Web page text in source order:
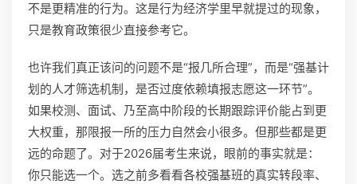
不是更精准的行为。这是行为经济学里早就提过的现象，
只是教育政策很少直接参考它。
也许我们真正该问的问题不是“报几所合理”，而是“强基计
划的人才筛选机制，是否过度依赖填报志愿这一环节”。
如果校测、面试、乃至高中阶段的长期跟踪评价能占到更
大权重，那限报一所的压力自然会小很多。但那些都是更
远的命题了。对于2026届考生来说，眼前的事实就是：
你只能选一个。选之前多看看各校强基班的真实转段率、